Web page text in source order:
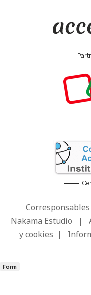
Nakama Estudio |
y cookies |
Form